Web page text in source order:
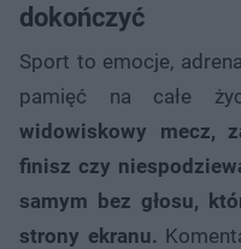
dokończyć
Sport to emocje,
pamięć na całe
widowiskowy mecz,
finisz czy
samym bez głosu,
strony ekranu.